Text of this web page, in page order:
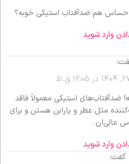
هم ضدآفتاب استیکی خوبه؟
وارد شوید
ضدآفتاب‌های استیکی معمولاً فاقد
مثل عطر و پارابن هستن و برای
عالی‌ان.
وارد شوید
گفت: